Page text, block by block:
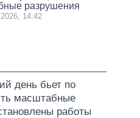
разрушения
14:42
день бьет по
масштабные
работы